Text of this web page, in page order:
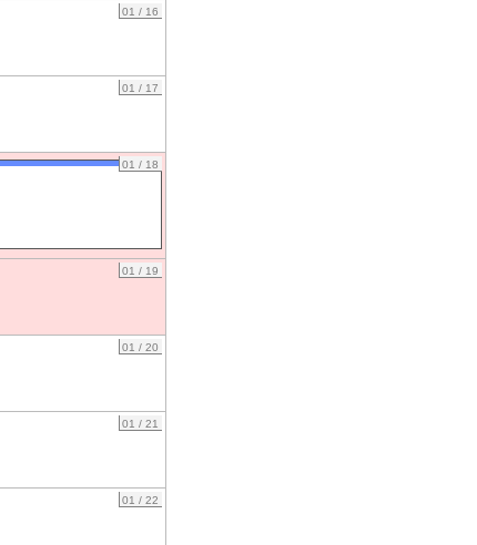
01 / 16
01 / 17
01 / 18
01 / 19
01 / 20
01 / 21
01 / 22